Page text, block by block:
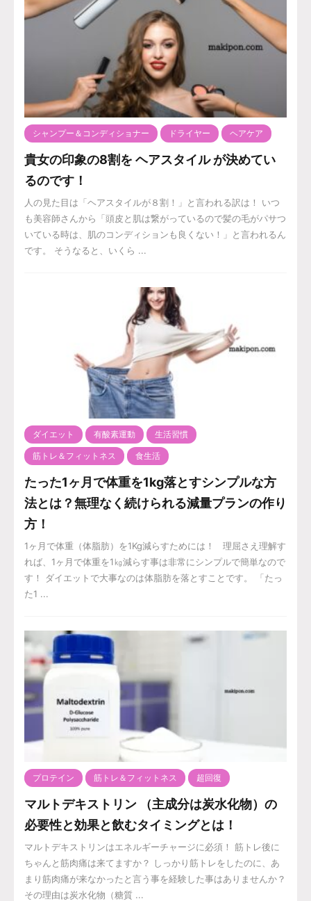
シャンプー＆コンディショナー ドライヤー ヘアケア
貴女の印象の8割を ヘアスタイル が決めてい
るのです！
人の見た目は「ヘアスタイルが８割！」と言われる訳は！ いつ
も美容師さんから「頭皮と肌は繋がっているので髪の毛がパサつ
いている時は、肌のコンディションも良くない！」と言われるん
です。 そうなると、いくら ...
ダイエット 有酸素運動 生活習慣
筋トレ＆フィットネス 食生活
たった1ヶ月で体重を1kg落とすシンプルな方
法とは？無理なく続けられる減量プランの作り
方！
1ヶ月で体重（体脂肪）を1Kg減らすためには！ 理屈さえ理解す
れば、1ヶ月で体重を1㎏減らす事は非常にシンプルで簡単なので
す！ ダイエットで大事なのは体脂肪を落とすことです。 「たっ
た1 ...
プロテイン 筋トレ＆フィットネス 超回復
マルトデキストリン （主成分は炭水化物）の
必要性と効果と飲むタイミングとは！
マルトデキストリンはエネルギーチャージに必須！ 筋トレ後に
ちゃんと筋肉痛は来てますか？ しっかり筋トレをしたのに、あ
まり筋肉痛が来なかったと言う事を経験した事はありませんか？
その理由は炭水化物（糖質 ...